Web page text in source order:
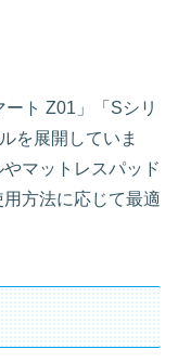
ト Z01」「Sシリ
を展開していま
マットレスパッド
方法に応じて最適